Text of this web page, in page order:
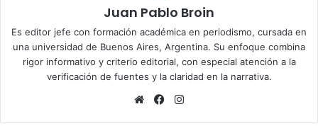
Juan Pablo Broin
Es editor jefe con formación académica en periodismo, cursada en
una universidad de Buenos Aires, Argentina. Su enfoque combina
rigor informativo y criterio editorial, con especial atención a la
verificación de fuentes y la claridad en la narrativa.
Sitio
Facebook